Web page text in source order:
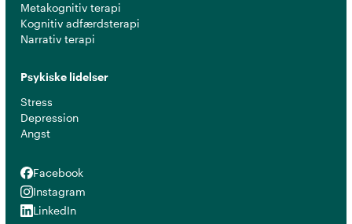
Metakognitiv terapi
Kognitiv adfærdsterapi
Narrativ terapi
Psykiske lidelser
Stress
Depression
Angst
Facebook
Facebook
Instagram
Instagram
LinkedIn
LinkedIn